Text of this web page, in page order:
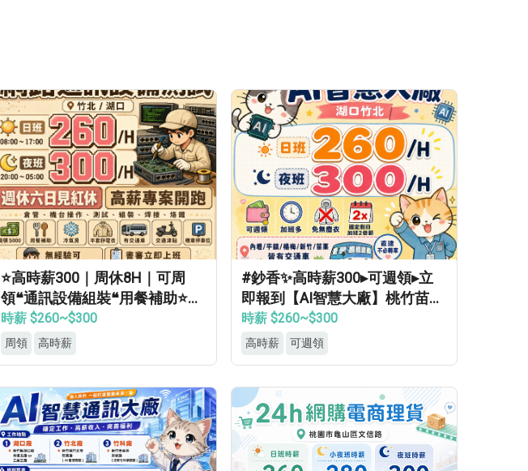
⭐高時薪300｜周休8H｜可周
領❝通訊設備組裝❝用餐補助⭐等
當兵可❝免經驗
時薪 $260~$300
周領 高時薪
#鈔香✨高時薪300▸可週領▸立
即報到【AI智慧大廠】桃竹苗專
車免費接送▸轉正福利優▸免經驗
高錄取
時薪 $260~$300
高時薪 可週領